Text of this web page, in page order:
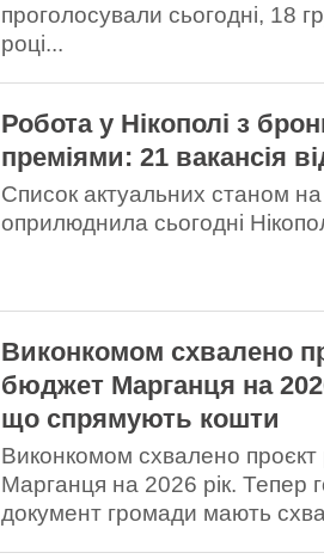
проголосували сьогодні, 18
році...
Робота у Нікополі з
преміями: 21 вакансія
Список актуальних станом на
оприлюднила сьогодні
Виконкомом схвалено
бюджет Марганця на
що спрямують кошти
Виконкомом схвалено
Марганця на 2026 рік. Тепер
документ громади мають